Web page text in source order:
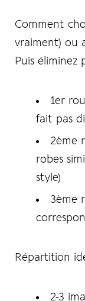
Comment
vraiment) ou
Puis éliminez
1er
fait pas
2ème
robes
style)
3ème
Répartition
2-3
Username or
Password *